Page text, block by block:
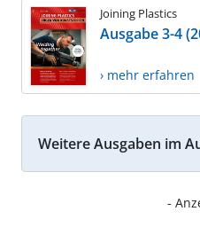
Joining Plastics
Ausgabe 3-4
› mehr erfahren
Weitere Ausgaben im
-